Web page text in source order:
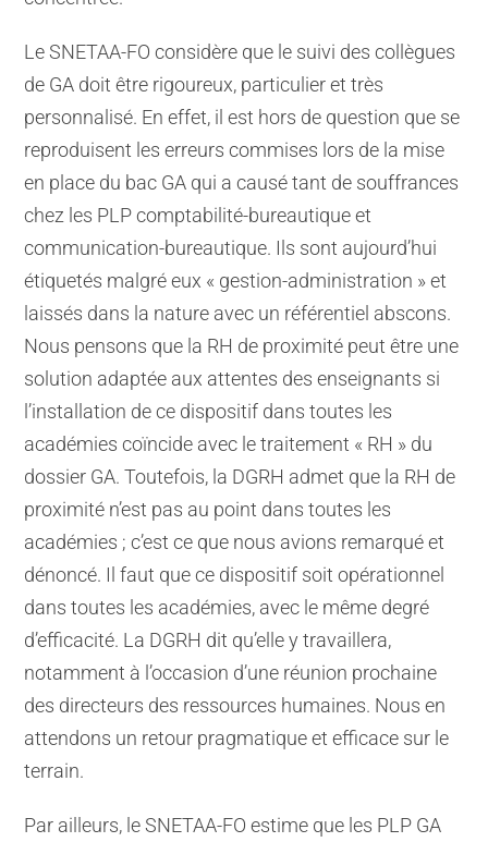
Le SNETAA-FO considère que le suivi des collègues
de GA doit être rigoureux, particulier et très
personnalisé. En effet, il est hors de question que se
reproduisent les erreurs commises lors de la mise
en place du bac GA qui a causé tant de souffrances
chez les PLP comptabilité-bureautique et
communication-bureautique. Ils sont aujourd’hui
étiquetés malgré eux « gestion-administration » et
laissés dans la nature avec un référentiel abscons.
Nous pensons que la RH de proximité peut être une
solution adaptée aux attentes des enseignants si
l’installation de ce dispositif dans toutes les
académies coïncide avec le traitement « RH » du
dossier GA. Toutefois, la DGRH admet que la RH de
proximité n’est pas au point dans toutes les
académies ; c’est ce que nous avions remarqué et
dénoncé. Il faut que ce dispositif soit opérationnel
dans toutes les académies, avec le même degré
d’efficacité. La DGRH dit qu’elle y travaillera,
notamment à l’occasion d’une réunion prochaine
des directeurs des ressources humaines. Nous en
attendons un retour pragmatique et efficace sur le
terrain.
Par ailleurs, le SNETAA-FO estime que les PLP GA